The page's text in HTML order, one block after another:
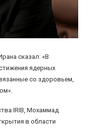
сказал: «В
ядерных
со здоровьем,
IRIB, Мохаммад
в области